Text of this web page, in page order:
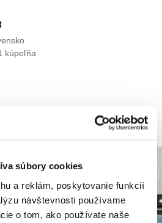
súbory cookies
a reklám, poskytovanie funkcií
návštevnosti používame
o tom, ako používate naše
kúpeľňa
+ 9 km